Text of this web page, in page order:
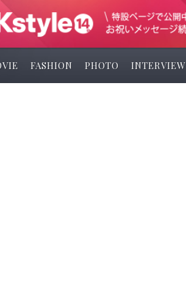
FASHION PHOTO INTERVIEW